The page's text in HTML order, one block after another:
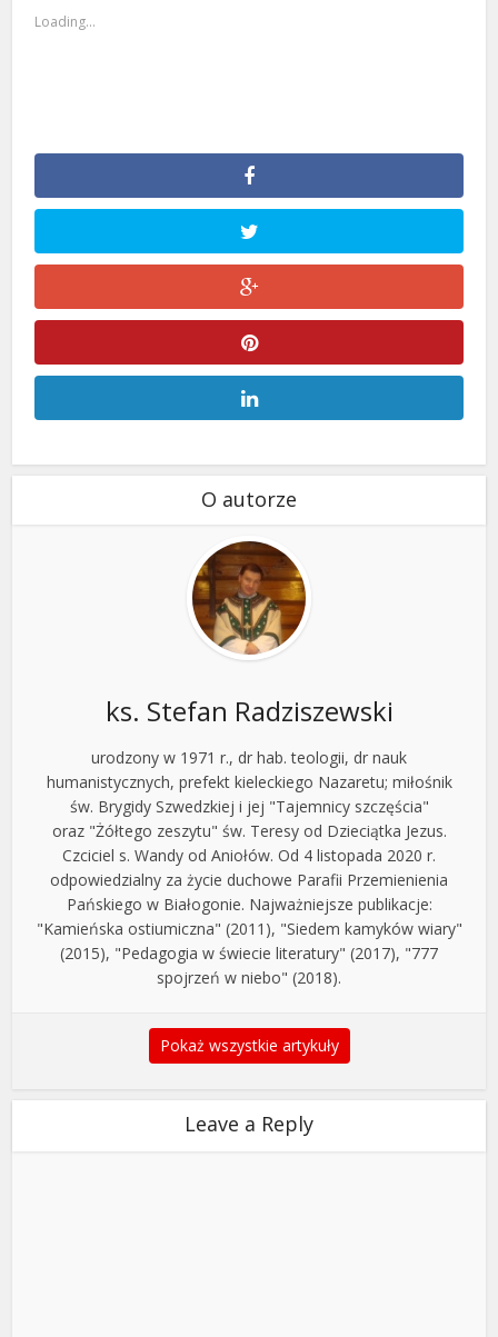
Loading...
O autorze
ks. Stefan Radziszewski
urodzony w 1971 r., dr hab. teologii, dr nauk
humanistycznych, prefekt kieleckiego Nazaretu; miłośnik
św. Brygidy Szwedzkiej i jej "Tajemnicy szczęścia"
oraz "Żółtego zeszytu" św. Teresy od Dzieciątka Jezus.
Czciciel s. Wandy od Aniołów. Od 4 listopada 2020 r.
odpowiedzialny za życie duchowe Parafii Przemienienia
Pańskiego w Białogonie. Najważniejsze publikacje:
"Kamieńska ostiumiczna" (2011), "Siedem kamyków wiary"
(2015), "Pedagogia w świecie literatury" (2017), "777
spojrzeń w niebo" (2018).
Pokaż wszystkie artykuły
Leave a Reply